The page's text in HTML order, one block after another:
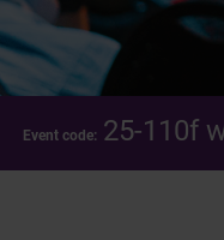
Event code: 25-110f